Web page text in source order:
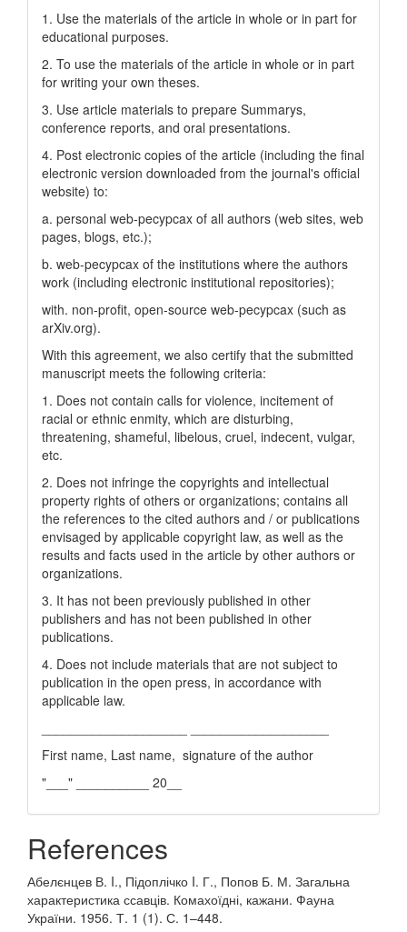
1. Use the materials of the article in whole or in part for
educational purposes.
2. To use the materials of the article in whole or in part
for writing your own theses.
3. Use article materials to prepare Summarys,
conference reports, and oral presentations.
4. Post electronic copies of the article (including the final
electronic version downloaded from the journal's official
website) to:
a. personal web-pecypcax of all authors (web sites, web
pages, blogs, etc.);
b. web-pecypcax of the institutions where the authors
work (including electronic institutional repositories);
with. non-profit, open-source web-pecypcax (such as
arXiv.org).
With this agreement, we also certify that the submitted
manuscript meets the following criteria:
1. Does not contain calls for violence, incitement of
racial or ethnic enmity, which are disturbing,
threatening, shameful, libelous, cruel, indecent, vulgar,
etc.
2. Does not infringe the copyrights and intellectual
property rights of others or organizations; contains all
the references to the cited authors and / or publications
envisaged by applicable copyright law, as well as the
results and facts used in the article by other authors or
organizations.
3. It has not been previously published in other
publishers and has not been published in other
publications.
4. Does not include materials that are not subject to
publication in the open press, in accordance with
applicable law.
First name, Last name, signature of the author
"___" __________ 20__
References
Абелєнцев В. I., Підоплічко I. Г., Попов Б. М. Загальна
характеристика ссавців. Комахоїдні, кажани. Фауна
України. 1956. Т. 1 (1). С. 1–448.